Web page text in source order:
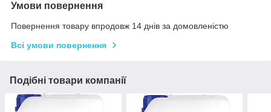
Умови повернення
Повернення товару впродовж 14 днів за домовленістю
Всі умови повернення
Подібні товари компанії